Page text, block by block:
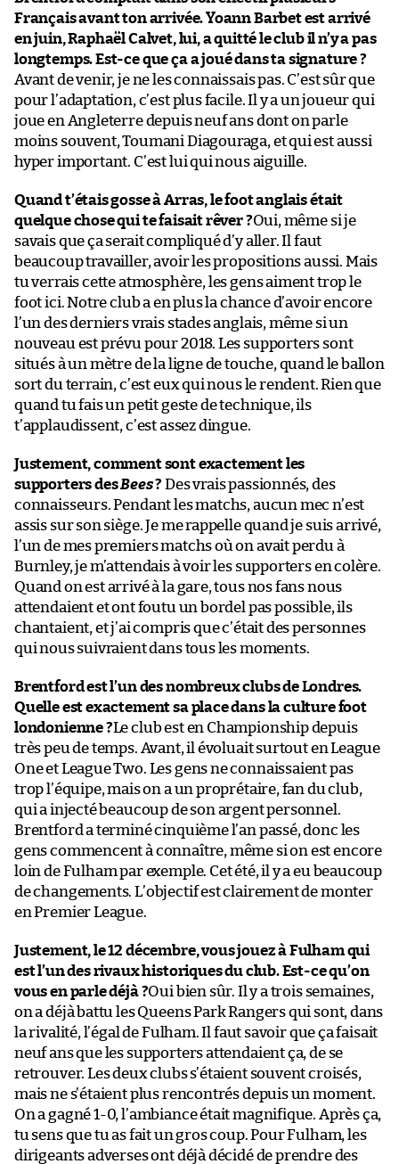
Français avant ton arrivée. Yoann Barbet est arrivé
en juin, Raphaël Calvet, lui, a quitté le club il n’y a pas
longtemps. Est-ce que ça a joué dans ta signature ?
Avant de venir, je ne les connaissais pas. C’est sûr que
pour l’adaptation, c’est plus facile. Il y a un joueur qui
joue en Angleterre depuis neuf ans dont on parle
moins souvent, Toumani Diagouraga, et qui est aussi
hyper important. C’est lui qui nous aiguille.
Quand t’étais gosse à Arras, le foot anglais était
quelque chose qui te faisait rêver ?Oui, même si je
savais que ça serait compliqué d’y aller. Il faut
beaucoup travailler, avoir les propositions aussi. Mais
tu verrais cette atmosphère, les gens aiment trop le
foot ici. Notre club a en plus la chance d’avoir encore
l’un des derniers vrais stades anglais, même si un
nouveau est prévu pour 2018. Les supporters sont
situés à un mètre de la ligne de touche, quand le ballon
sort du terrain, c’est eux qui nous le rendent. Rien que
quand tu fais un petit geste de technique, ils
t’applaudissent, c’est assez dingue.
Justement, comment sont exactement les
supporters desBees? Des vrais passionnés, des
connaisseurs. Pendant les matchs, aucun mec n’est
assis sur son siège. Je me rappelle quand je suis arrivé,
l’un de mes premiers matchs où on avait perdu à
Burnley, je m’attendais à voir les supporters en colère.
Quand on est arrivé à la gare, tous nos fans nous
attendaient et ont foutu un bordel pas possible, ils
chantaient, et j’ai compris que c’était des personnes
qui nous suivraient dans tous les moments.
Brentford est l’un des nombreux clubs de Londres.
Quelle est exactement sa place dans la culture foot
londonienne ?Le club est en Championship depuis
très peu de temps. Avant, il évoluait surtout en League
One et League Two. Les gens ne connaissaient pas
trop l’équipe, mais on a un proprétaire, fan du club,
qui a injecté beaucoup de son argent personnel.
Brentford a terminé cinquième l’an passé, donc les
gens commencent à connaître, même si on est encore
loin de Fulham par exemple. Cet été, il y a eu beaucoup
de changements. L’objectif est clairement de monter
en Premier League.
Justement, le 12 décembre, vous jouez à Fulham qui
est l’un des rivaux historiques du club. Est-ce qu’on
vous en parle déjà ?Oui bien sûr. Il y a trois semaines,
on a déjà battu les Queens Park Rangers qui sont, dans
la rivalité, l’égal de Fulham. Il faut savoir que ça faisait
neuf ans que les supporters attendaient ça, de se
retrouver. Les deux clubs s’étaient souvent croisés,
mais ne s’étaient plus rencontrés depuis un moment.
On a gagné 1-0, l’ambiance était magnifique. Après ça,
tu sens que tu as fait un gros coup. Pour Fulham, les
dirigeants adverses ont déjà décidé de prendre des